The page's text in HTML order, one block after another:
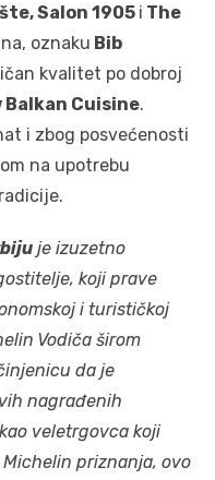
Salon 1905 i The
oznaku Bib
kvalitet po dobroj
Balkan Cuisine.
i zbog posvećenosti
na upotrebu
je izuzetno
koji prave
i turističkoj
Vodiča širom
da je
nagrađenih
veletrgovca koji
priznanja, ovo